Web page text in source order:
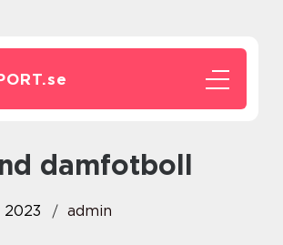
se
damfotboll
admin